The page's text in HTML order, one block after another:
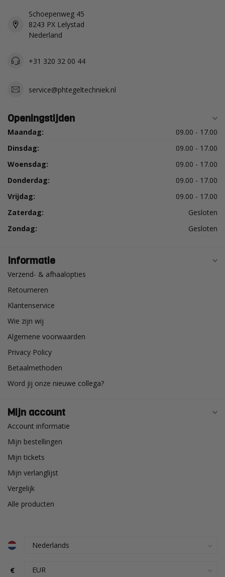
Schoepenweg 45
8243 PX Lelystad
Nederland
+31 320 32 00 44
service@phtegeltechniek.nl
Openingstijden
Maandag:
09.00 - 17.00
Dinsdag:
09.00 - 17.00
Woensdag:
09.00 - 17.00
Donderdag:
09.00 - 17.00
Vrijdag:
09.00 - 17.00
Zaterdag:
Gesloten
Zondag:
Gesloten
Informatie
Verzend- & afhaalopties
Retourneren
Klantenservice
Wie zijn wij
Algemene voorwaarden
Privacy Policy
Betaalmethoden
Word jij onze nieuwe collega?
Mijn account
Account informatie
Mijn bestellingen
Mijn tickets
Mijn verlanglijst
Vergelijk
Alle producten
€